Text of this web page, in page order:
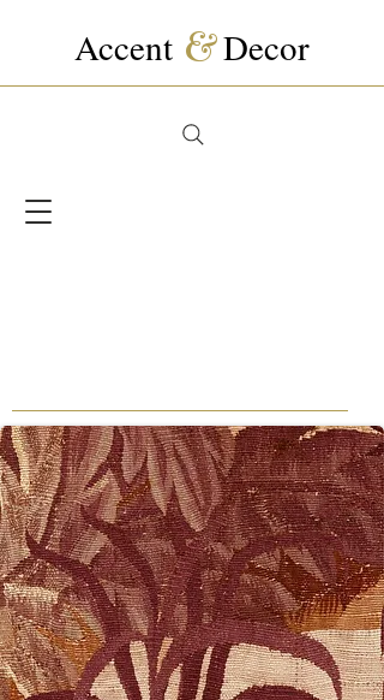
Accent &Decor